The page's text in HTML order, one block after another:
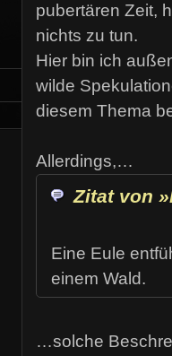
pubertären Zeit,
nichts zu tun.
Hier bin ich
wilde
diesem Thema
Allerdings,…
Zitat von
Eine Eule
einem Wald.
…solche